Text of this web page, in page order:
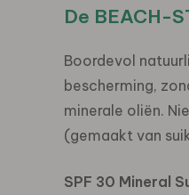
De BEACH-
Boordevol
bescherming,
minerale oliën.
(gemaakt van
SPF 30 Mineral